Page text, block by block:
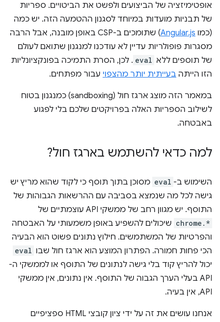
אופטימיזציה של הביצועים ולפשט את הביטויים. ספריות
של תבניות מועדות במיוחד לסגנון ההטמעה הזה. יש כמה
(כמו Angular.js
) שתומכים ב-CSP באופן מובנה, אבל הרבה
מסגרות פופולריות עדיין לא עודכנו למנגנון שתואם לעולם
של תוספים ללא eval . לכן, הסרת התמיכה בפונקציונליות
הזו הייתה בעייתית יותר מהצפוי עבור מפתחים.
במאמר הזה מוצג ארגז חול (sandboxing) כמנגנון בטוח
לשילוב הספריות האלה בפרויקטים שלכם בלי לפגוע
באבטחה.
למה כדאי להשתמש בארגז חול?
השימוש ב- eval מסוכן בתוך תוסף כי לקוד שהוא מריץ יש
גישה לכל מה שנמצא בסביבה עם ההרשאות הגבוהות של
התוסף. יש מגוון רחב של ממשקי API עוצמתיים של
chrome.* שיכולים להשפיע באופן משמעותי על האבטחה
והפרטיות של המשתמשים. חילוץ נתונים פשוט הוא הבעיה
הכי פחות חמורה. הפתרון המוצע הוא ארגז חול שבו eval
יכול להריץ קוד בלי גישה לנתונים של התוסף או לממשקי ה-
API בעלי הערך הגבוה של התוסף. אין נתונים, אין ממשקי
API, אין בעיה.
אנחנו עושים את זה על ידי ציון קובצי HTML ספציפיים